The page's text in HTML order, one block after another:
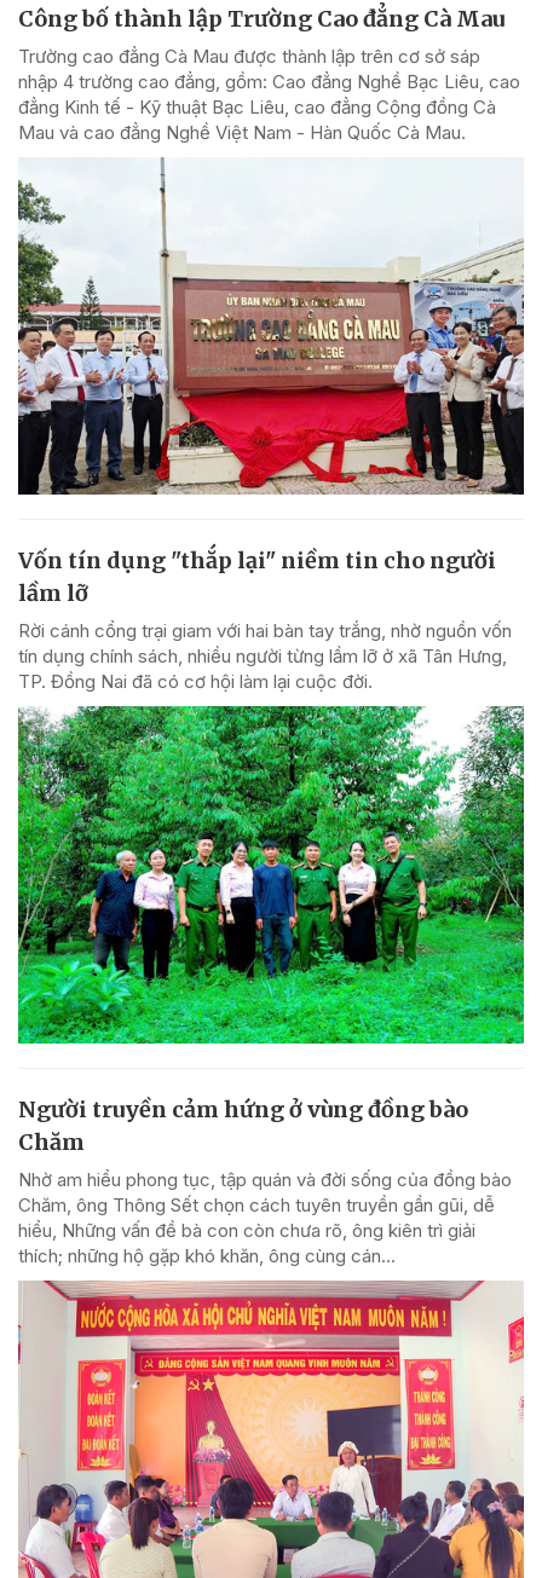
Công bố thành lập Trường Cao đẳng Cà Mau
Trường cao đẳng Cà Mau được thành lập trên cơ sở sáp
nhập 4 trường cao đẳng, gồm: Cao đẳng Nghề Bạc Liêu, cao
đẳng Kinh tế - Kỹ thuật Bạc Liêu, cao đẳng Cộng đồng Cà
Mau và cao đẳng Nghề Việt Nam - Hàn Quốc Cà Mau.
Vốn tín dụng "thắp lại" niềm tin cho người
lầm lỡ
Rời cánh cổng trại giam với hai bàn tay trắng, nhờ nguồn vốn
tín dụng chính sách, nhiều người từng lầm lỡ ở xã Tân Hưng,
TP. Đồng Nai đã có cơ hội làm lại cuộc đời.
Người truyền cảm hứng ở vùng đồng bào
Chăm
Nhờ am hiểu phong tục, tập quán và đời sống của đồng bào
Chăm, ông Thông Sết chọn cách tuyên truyền gần gũi, dễ
hiểu, Những vấn đề bà con còn chưa rõ, ông kiên trì giải
thích; những hộ gặp khó khăn, ông cùng cán...